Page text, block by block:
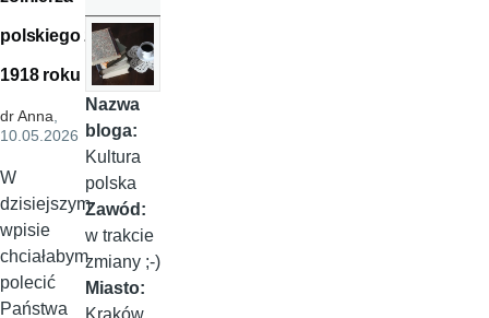
polskiego z
1918 roku
dr Anna,
10.05.2026
W
dzisiejszym
wpisie
chciałabym
polecić
Państwa
Nazwa
bloga:
Kultura
polska
Zawód:
w trakcie
zmiany ;-)
Miasto:
Kraków